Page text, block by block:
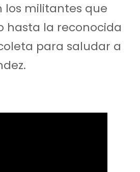
los militantes que
hasta la reconocida
para saludar a